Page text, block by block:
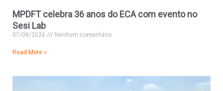
MPDFT celebra 36 anos do ECA com evento no
Sesi Lab
07/08/2026 Nenhum comentário
Read More »